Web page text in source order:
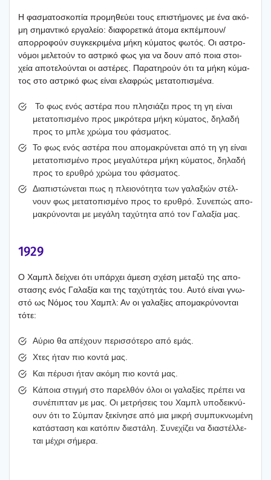
Η φασμα­το­σκο­πία προ­μη­θεύ­ει τους επι­στή­μο­νες με ένα ακό­
μη σημα­ντι­κό εργα­λείο: δια­φο­ρε­τι­κά άτο­μα εκπέμπουν/
απορροφούν συγκε­κρι­μέ­να μήκη κύμα­τος φωτός. Οι αστρο­
νό­μοι μελε­τούν το αστρι­κό φως για να δουν από ποια στοι­
χεία απο­τε­λού­νται οι αστέ­ρες. Παρα­τη­ρούν ότι τα μήκη κύμα­
τος στο αστρι­κό φως είναι ελα­φρώς μετα­το­πι­σμέ­να.
Το φως ενός αστέ­ρα που πλη­σιά­ζει προς τη γη είναι
μετα­το­πι­σμέ­νο προς μικρό­τε­ρα μήκη κύμα­τος, δηλα­δή
προς το μπλε χρώ­μα του φάσμα­τος.
Το φως ενός αστέ­ρα που απο­μα­κρύ­νε­ται από τη γη είναι
μετα­το­πι­σμέ­νο προς μεγα­λύ­τε­ρα μήκη κύμα­τος, δηλα­δή
προς το ερυ­θρό χρώ­μα του φάσμα­τος.
Δια­πι­στώ­νε­ται πως η πλειο­νό­τη­τα των γαλα­ξιών στέλ­
νουν φως μετα­το­πι­σμέ­νο προς το ερυ­θρό. Συνε­πώς απο­
μα­κρύ­νο­νται με μεγά­λη ταχύ­τη­τα από τον Γαλα­ξία μας.
1929
O Χαμπλ δεί­χνει ότι υπάρ­χει άμε­ση σχέ­ση μετα­ξύ της απο­
στα­σης ενός Γαλα­ξία και της ταχύ­τη­τάς του. Αυτό είναι γνω­
στό ως Νόμος του Χαμπλ: Αν οι γαλα­ξί­ες απο­μα­κρύ­νο­νται
τότε:
Αύριο θα απέ­χουν περισ­σό­τε­ρο από εμάς.
Χτες ήταν πιο κοντά μας.
Και πέρυ­σι ήταν ακό­μη πιο κοντά μας.
Κάποια στιγ­μή στο παρελ­θόν όλοι οι γαλα­ξί­ες πρέ­πει να
συνέ­πι­πταν με μας. Οι μετρή­σεις του Χαμπλ υπο­δει­κνύ­
ουν ότι το Σύμπαν ξεκί­νη­σε από μια μικρή συμπυ­κνω­μέ­νη
κατά­στα­ση και κατό­πιν διε­στά­λη. Συνε­χί­ζει να δια­στέλ­λε­
ται μέχρι σήμε­ρα.